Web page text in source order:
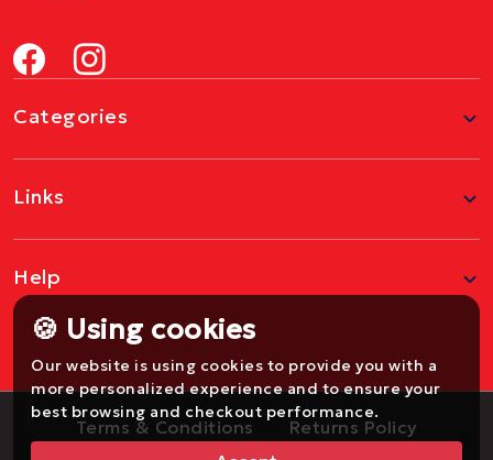
🍪 Using cookies
Our website is using cookies to provide you with a
more personalized experience and to ensure your
best browsing and checkout performance.
Categories
Links
Help
Terms & Conditions
Returns Policy